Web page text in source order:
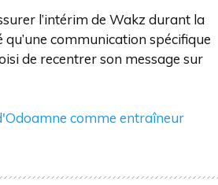
l’intérim de Wakz durant la
communication spécifique
de recentrer son message sur
comme entraîneur